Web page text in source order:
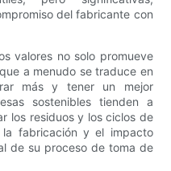
del fabricante con
valores no solo promueve
a menudo se traduce en
más y tener un mejor
sostenibles tienden a
los residuos y los ciclos de
fabricación y el impacto
de su proceso de toma de